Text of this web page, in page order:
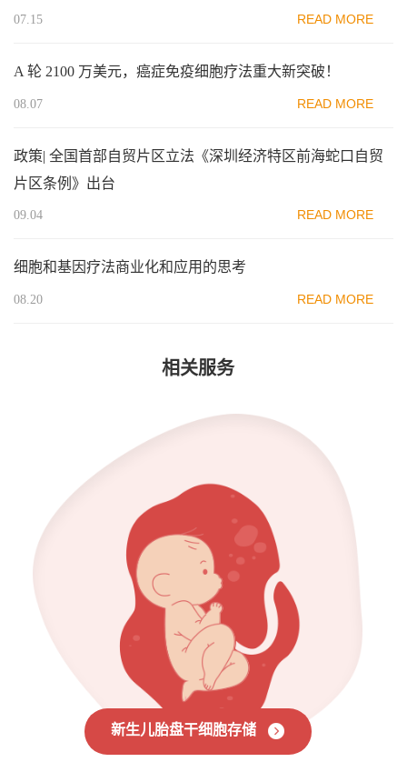
07.15 READ MORE
A 轮 2100 万美元，癌症免疫细胞疗法重大新突破！
08.07 READ MORE
政策| 全国首部自贸片区立法《深圳经济特区前海蛇口自贸
片区条例》出台
09.04 READ MORE
细胞和基因疗法商业化和应用的思考
08.20 READ MORE
相关服务
新生儿胎盘干细胞存储